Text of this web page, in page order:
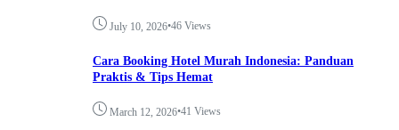
July 10, 2026•46 Views
Cara Booking Hotel Murah Indonesia: Panduan
Praktis & Tips Hemat
March 12, 2026•41 Views